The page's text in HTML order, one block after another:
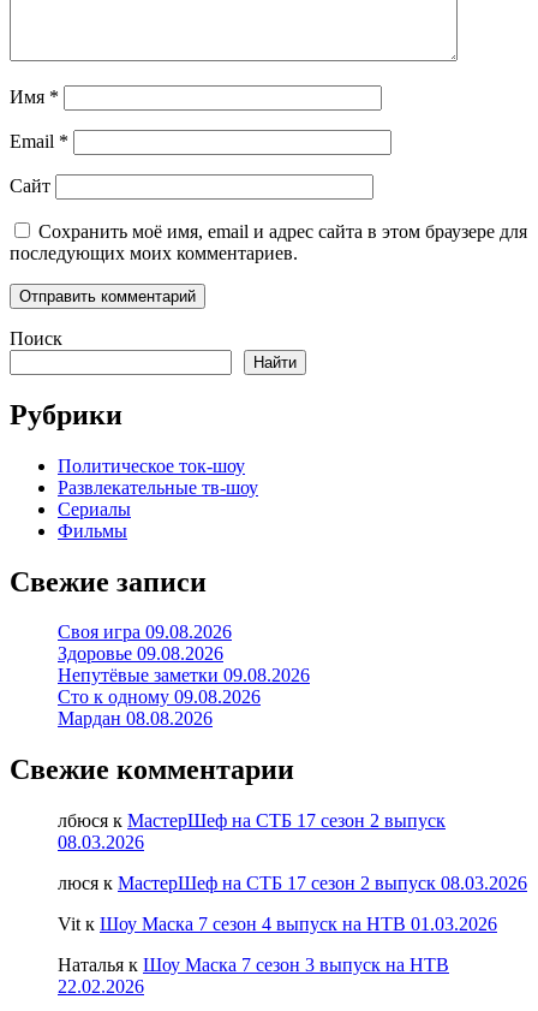
Имя *
Email *
Сайт
Сохранить моё имя, email и адрес сайта в этом браузере для
последующих моих комментариев.
Поиск
Найти
Рубрики
Политическое ток-шоу
Развлекательные тв-шоу
Сериалы
Фильмы
Свежие записи
Своя игра 09.08.2026
Здоровье 09.08.2026
Непутёвые заметки 09.08.2026
Сто к одному 09.08.2026
Мардан 08.08.2026
Свежие комментарии
лбюся к МастерШеф на СТБ 17 сезон 2 выпуск
08.03.2026
люся к МастерШеф на СТБ 17 сезон 2 выпуск 08.03.2026
Vit к Шоу Маска 7 сезон 4 выпуск на НТВ 01.03.2026
Наталья к Шоу Маска 7 сезон 3 выпуск на НТВ
22.02.2026